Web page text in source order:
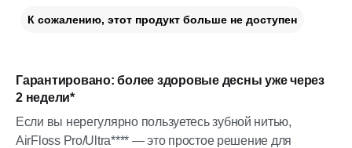
Гарантировано: более здоровые десны уже через
2 недели*
Если вы нерегулярно пользуетесь зубной нитью,
AirFloss Pro/Ultra**** — это простое решение для
К сожалению, этот продукт больше не доступен